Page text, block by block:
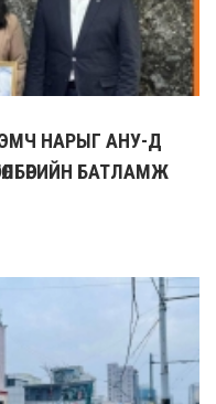
НАРЫГ АНУ-Д
БАТЛАМЖ